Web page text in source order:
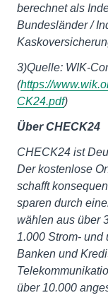
berechnet als
Bundesländer /
3)Quelle: WIK-
(https://
CK24.pdf)
Über CHECK24
CHECK24 ist
Der kostenlose
schafft
sparen durch
wählen aus über
1.000 Strom- und
Banken und
über 10.000